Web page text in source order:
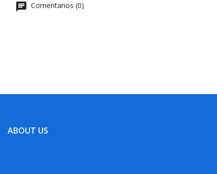
Comentarios (0)
ABOUT US